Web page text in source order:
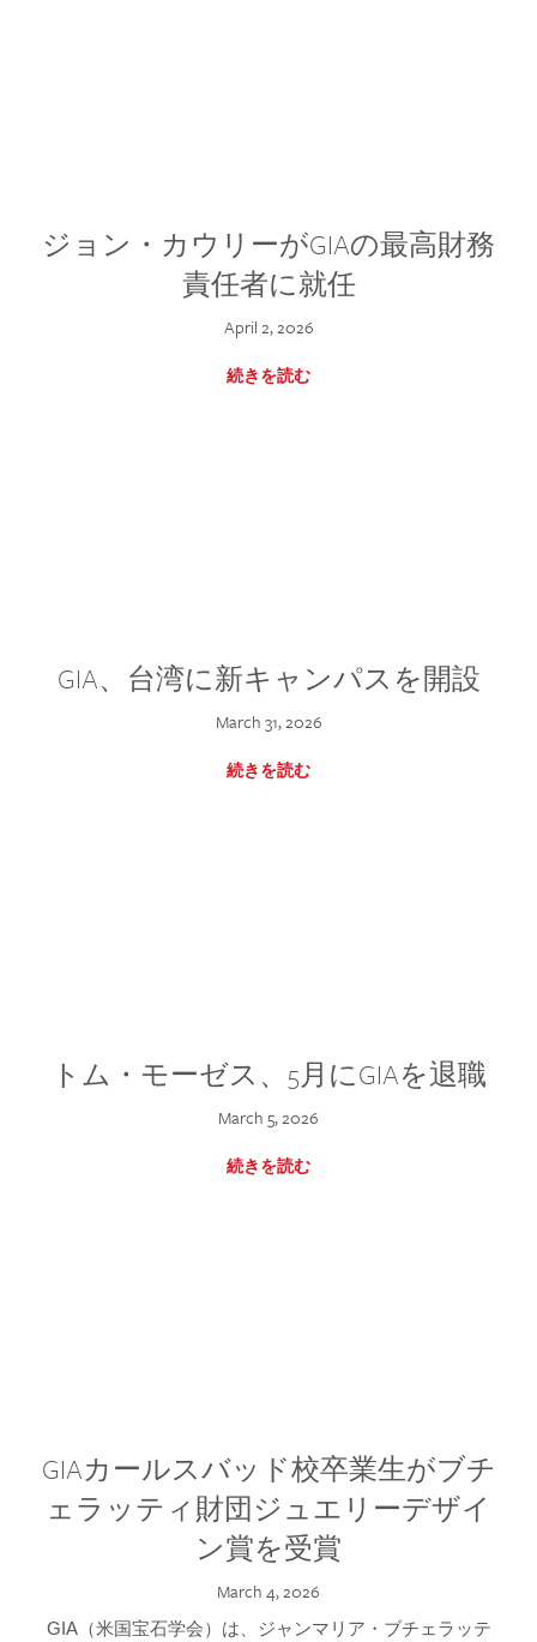
ジョン・カウリーがGIAの最高財務
責任者に就任
April 2, 2026
続きを読む
GIA、台湾に新キャンパスを開設
March 31, 2026
続きを読む
トム・モーゼス、5月にGIAを退職
March 5, 2026
続きを読む
GIAカールスバッド校卒業生がブチ
ェラッティ財団ジュエリーデザイ
ン賞を受賞
March 4, 2026
GIA（米国宝石学会）は、ジャンマリア・ブチェラッテ